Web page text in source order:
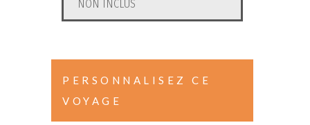
NON INCLUS
PERSONNALISEZ CE
VOYAGE